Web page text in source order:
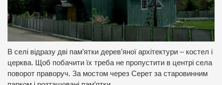
В селі відразу дві пам’ятки дерев’яної архітектури – костел і
церква. Щоб побачити їх треба не пропустити в центрі села
поворот праворуч. За мостом через Серет за старовинним